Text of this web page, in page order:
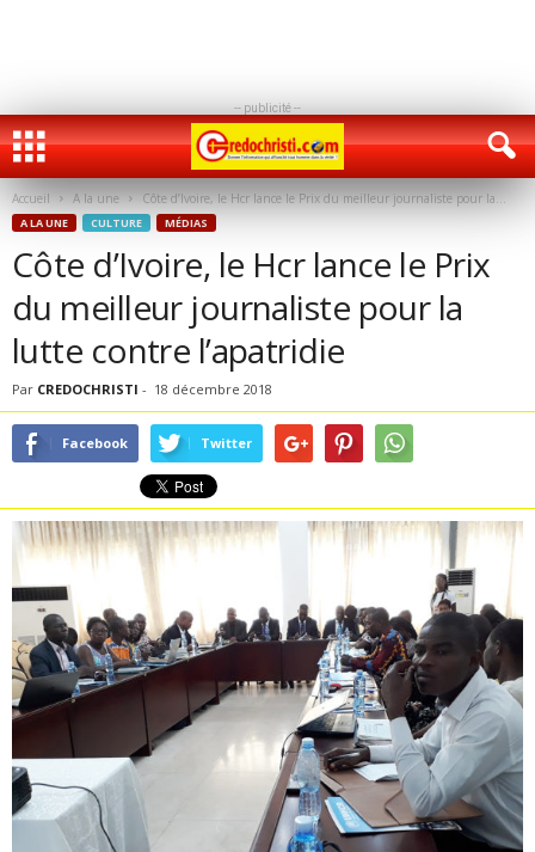
-- publicité --
Accueil A la une Côte d’Ivoire, le Hcr lance le Prix du meilleur journaliste pour la...
A LA UNE CULTURE MÉDIAS
Côte d’Ivoire, le Hcr lance le Prix
du meilleur journaliste pour la
lutte contre l’apatridie
Par CREDOCHRISTI - 18 décembre 2018
Facebook Twitter